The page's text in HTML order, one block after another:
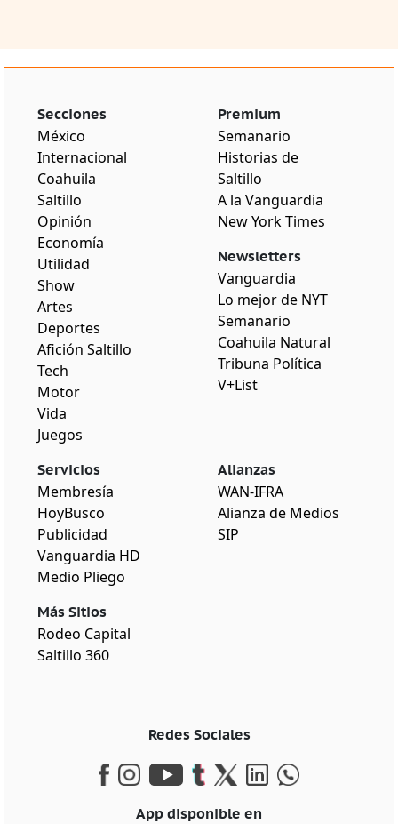
Secciones
México
Internacional
Coahuila
Saltillo
Opinión
Economía
Utilidad
Show
Artes
Deportes
Afición Saltillo
Tech
Motor
Vida
Juegos
Premium
Semanario
Historias de
Saltillo
A la Vanguardia
New York Times
Newsletters
Vanguardia
Lo mejor de NYT
Semanario
Coahuila Natural
Tribuna Política
V+List
Servicios
Membresía
HoyBusco
Publicidad
Vanguardia HD
Medio Pliego
Más Sitios
Rodeo Capital
Saltillo 360
Alianzas
WAN-IFRA
Alianza de Medios
SIP
Redes Sociales
App disponible en